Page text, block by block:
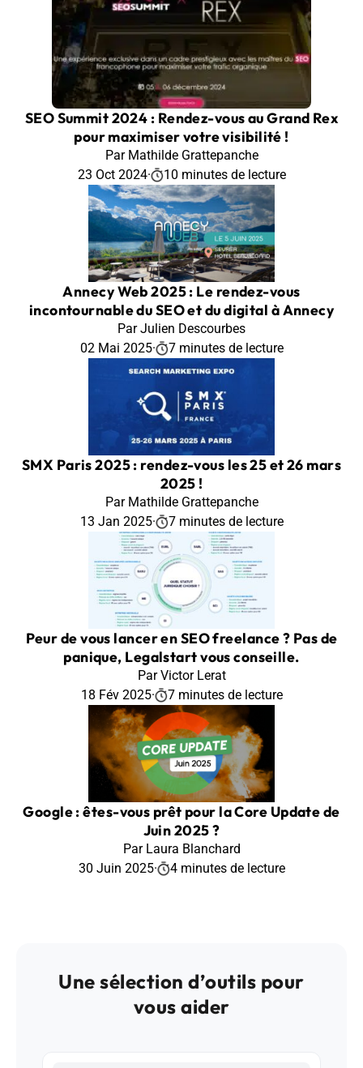
SEO Summit 2024 : Rendez-vous au Grand Rex
pour maximiser votre visibilité !
Par Mathilde Grattepanche
23 Oct 2024· 10 minutes de lecture
Annecy Web 2025 : Le rendez-vous
incontournable du SEO et du digital à Annecy
Par Julien Descourbes
02 Mai 2025· 7 minutes de lecture
SMX Paris 2025 : rendez-vous les 25 et 26 mars
2025 !
Par Mathilde Grattepanche
13 Jan 2025· 7 minutes de lecture
Peur de vous lancer en SEO freelance ? Pas de
panique, Legalstart vous conseille.
Par Victor Lerat
18 Fév 2025· 7 minutes de lecture
Google : êtes-vous prêt pour la Core Update de
Juin 2025 ?
Par Laura Blanchard
30 Juin 2025· 4 minutes de lecture
Une sélection d’outils pour
vous aider